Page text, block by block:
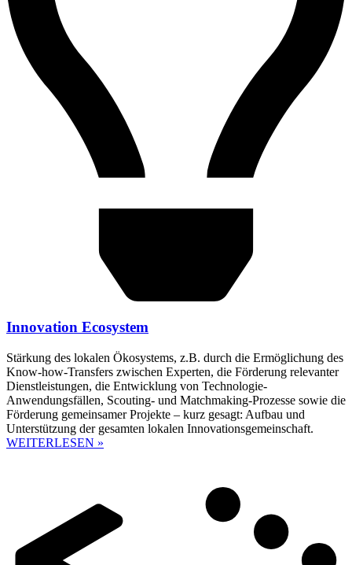
Innovation Ecosystem
Stärkung des lokalen Ökosystems, z.B. durch die Ermöglichung des
Know-how-Transfers zwischen Experten, die Förderung relevanter
Dienstleistungen, die Entwicklung von Technologie-
Anwendungsfällen, Scouting- und Matchmaking-Prozesse sowie die
Förderung gemeinsamer Projekte – kurz gesagt: Aufbau und
Unterstützung der gesamten lokalen Innovationsgemeinschaft.
WEITERLESEN »